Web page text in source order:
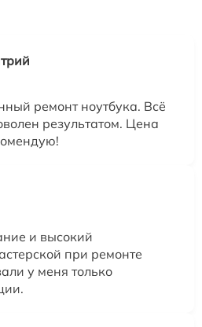
ремонт ноутбука. Всё
результатом. Цена
и высокий
при ремонте
у меня только